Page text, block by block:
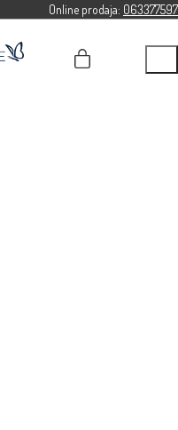
Online prodaja: 063377597